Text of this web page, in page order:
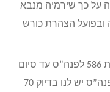
על כך שירמיה מנבא
את הגלות לאחר 70 שנה ובפועל הצהרת כורש
מזמן חורבן בית המקדש הראשון בשנת 586 לפנה”ס עד סיום
בניית בית המקדש השני בשנת 516 לפנה”ס יש לנו בדיוק 70